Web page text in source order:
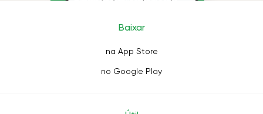
Baixar
na App Store
no Google Play